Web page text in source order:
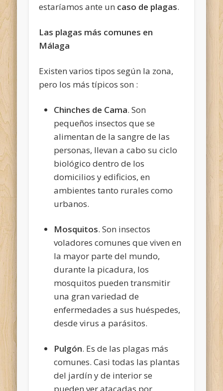
estaríamos ante un caso de plagas.
Las plagas más comunes en
Málaga
Existen varios tipos según la zona,
pero los más típicos son :
Chinches de Cama. Son
pequeños insectos que se
alimentan de la sangre de las
personas, llevan a cabo su ciclo
biológico dentro de los
domicilios y edificios, en
ambientes tanto rurales como
urbanos.
Mosquitos. Son insectos
voladores comunes que viven en
la mayor parte del mundo,
durante la picadura, los
mosquitos pueden transmitir
una gran variedad de
enfermedades a sus huéspedes,
desde virus a parásitos.
Pulgón. Es de las plagas más
comunes. Casi todas las plantas
del jardín y de interior se